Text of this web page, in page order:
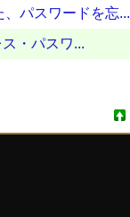
パスワードを忘...
・パスワ...